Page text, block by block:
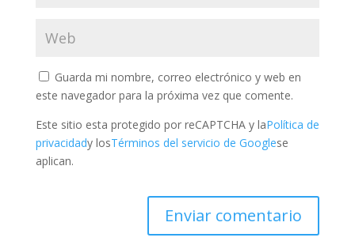
Guarda mi nombre, correo electrónico y web en
este navegador para la próxima vez que comente.
Este sitio esta protegido por reCAPTCHA y laPolítica de
privacidady losTérminos del servicio de Googlese
aplican.